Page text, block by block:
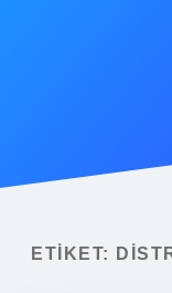
Yasal Uyarı
ETIKET: